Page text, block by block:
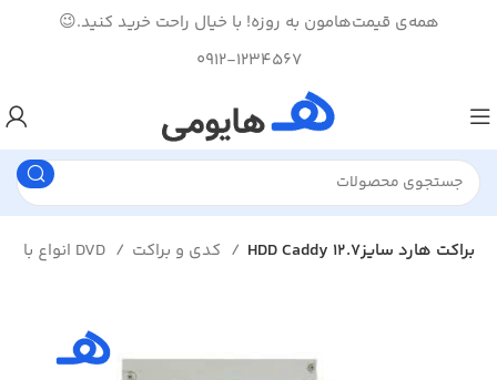
همه‌ی قیمت‌هامون به روزه! با خیال راحت خرید کنید.😉
0912-1234567
انواع باکس هارد و DVD HDD Caddy براکت هارد سایز12.7